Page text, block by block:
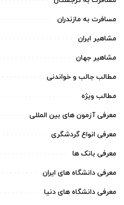
مسافرت به مازندران
مشاهیر ایران
مشاهیر جهان
مطالب جالب و خواندنی
مطالب ویژه
معرفی آزمون های بین المللی
معرفی انواع گردشگری
معرفی بانک ها
معرفی دانشگاه های ایران
معرفی دانشگاه های دنیا